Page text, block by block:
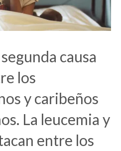
causa
los
y caribeños
La leucemia y
entre los